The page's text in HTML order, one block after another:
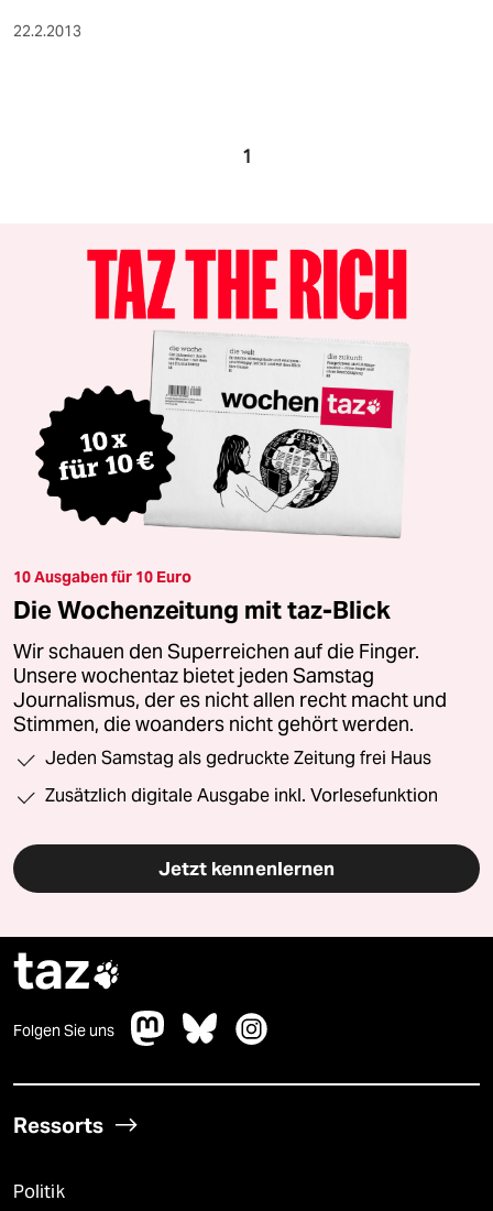
22.2.2013
1
10 Ausgaben für 10 Euro
Die Wochenzeitung mit taz-Blick
Wir schauen den Superreichen auf die Finger.
Unsere wochentaz bietet jeden Samstag
Journalismus, der es nicht allen recht macht und
Stimmen, die woanders nicht gehört werden.
Jeden Samstag als gedruckte Zeitung frei Haus
Zusätzlich digitale Ausgabe inkl. Vorlesefunktion
Jetzt kennenlernen
taz
Folgen Sie uns
Ressorts
Politik